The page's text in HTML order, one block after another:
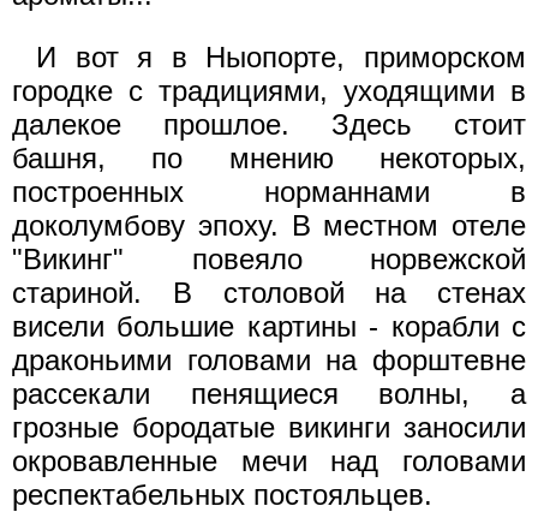
И вот я в Ныопорте, приморском
городке с традициями, уходящими в
далекое прошлое. Здесь стоит
башня, по мнению некоторых,
построенных норманнами в
доколумбову эпоху. В местном отеле
"Викинг" повеяло норвежской
стариной. В столовой на стенах
висели большие картины - корабли с
драконьими головами на форштевне
рассекали пенящиеся волны, а
грозные бородатые викинги заносили
окровавленные мечи над головами
респектабельных постояльцев.